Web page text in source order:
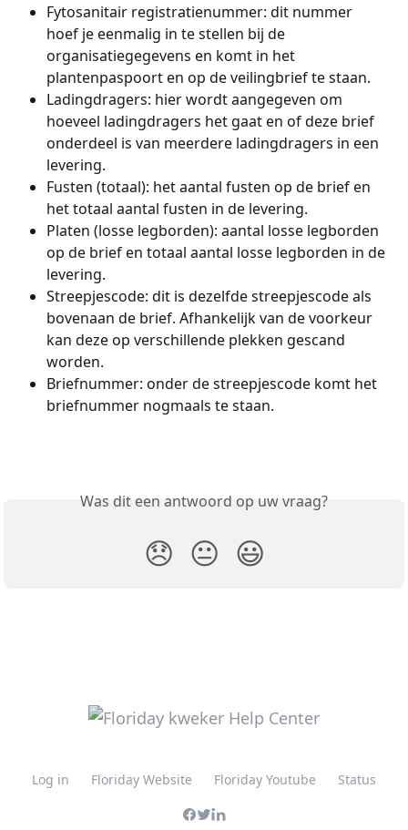
Fytosanitair registratienummer: dit nummer
hoef je eenmalig in te stellen bij de
organisatiegegevens en komt in het
plantenpaspoort en op de veilingbrief te staan.
Ladingdragers: hier wordt aangegeven om
hoeveel ladingdragers het gaat en of deze brief
onderdeel is van meerdere ladingdragers in een
levering.
Fusten (totaal): het aantal fusten op de brief en
het totaal aantal fusten in de levering.
Platen (losse legborden): aantal losse legborden
op de brief en totaal aantal losse legborden in de
levering.
Streepjescode: dit is dezelfde streepjescode als
bovenaan de brief. Afhankelijk van de voorkeur
kan deze op verschillende plekken gescand
worden.
Briefnummer: onder de streepjescode komt het
briefnummer nogmaals te staan.
Was dit een antwoord op uw vraag?
😞 😐 😃
Log in Floriday Website Floriday Youtube Status